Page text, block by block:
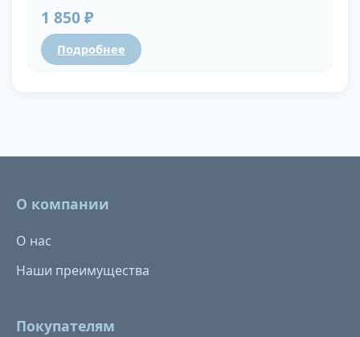
1 850 ₽
Подробнее
О компании
О нас
Наши преимущества
Покупателям